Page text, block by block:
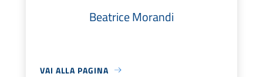
Beatrice Morandi
VAI ALLA PAGINA